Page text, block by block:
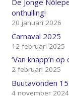
De Jonge
onthulling!
20 januari 2026
Carnaval 2025
12 februari 2025
‘Van knapp’n
2 februari 2025
Buutavonden
4 november 2024